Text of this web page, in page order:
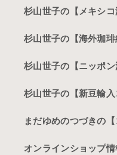
杉山世子の【メキシコ
杉山世子の【海外珈琲
杉山世子の【ニッポン
杉山世子の【新豆輸入
まだゆめのつづきの【
オンラインショップ